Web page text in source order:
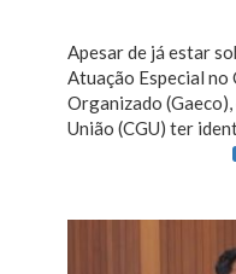
Apesar de já estar
Atuação Especial no
Organizado
União (CGU) ter